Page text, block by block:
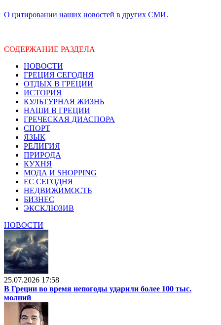
О цитировании наших новостей в других СМИ.
СОДЕРЖАНИЕ РАЗДЕЛА
НОВОСТИ
ГРЕЦИЯ СЕГОДНЯ
ОТДЫХ В ГРЕЦИИ
ИСТОРИЯ
КУЛЬТУРНАЯ ЖИЗНЬ
НАШИ В ГРЕЦИИ
ГРЕЧЕСКАЯ ДИАСПОРА
СПОРТ
ЯЗЫК
РЕЛИГИЯ
ПРИРОДА
КУХНЯ
МОДА И SHOPPING
ЕС СЕГОДНЯ
НЕДВИЖИМОСТЬ
БИЗНЕС
ЭКСКЛЮЗИВ
НОВОСТИ
25.07.2026 17:58
В Греции во время непогоды ударили более 100 тыс.
молний